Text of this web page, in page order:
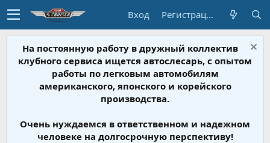
Вход Регистрация
На постоянную работу в дружный коллектив
клубного сервиса ищется автослесарь, с опытом
работы по легковым автомобилям
американского, японского и корейского
производства.
Очень нуждаемся в ответственном и надежном
человеке на долгосрочную перспективу!